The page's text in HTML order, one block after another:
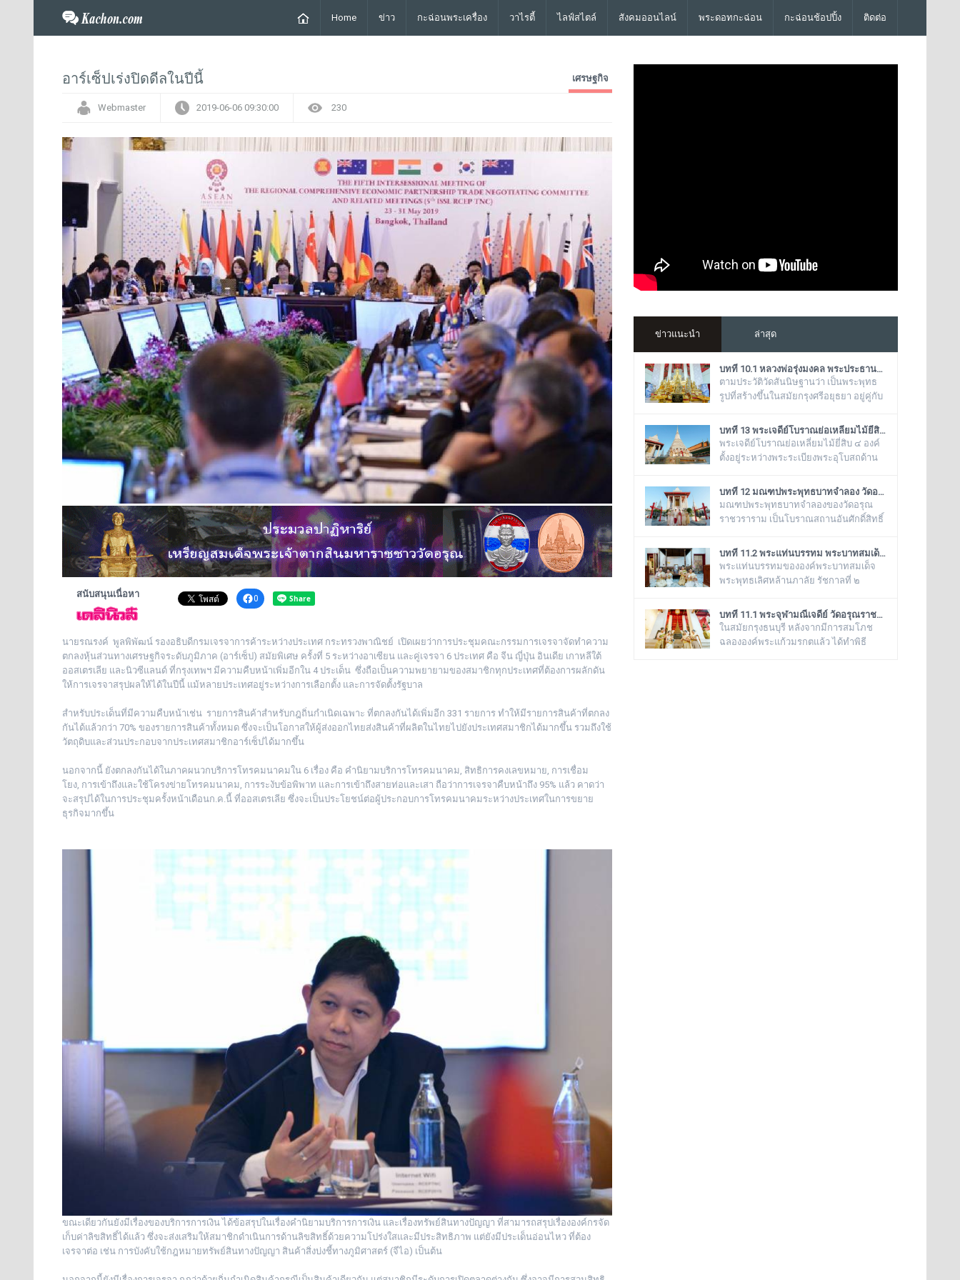
Home ข่าว กะฉ่อนพระเครื่อง วาไรตี้ ไลฟ์สไตล์ สังคมออนไลน์ พระดอทกะฉ่อน กะฉ่อนช้อปปิ้ง ติดต่อ
อาร์เซ็ปเร่งปิดดีลในปีนี้ เศรษฐกิจ
Webmaster 2019-06-06 09:30:00 230
สนับสนุนเนื่อหา 0
นายรณรงค์ พูลพิพัฒน์ รองอธิบดีกรมเจรจาการค้าระหว่างประเทศ กระทรวงพาณิชย์ เปิดเผยว่าการประชุมคณะกรรมการเจรจาจัดทำความ
ตกลงหุ้นส่วนทางเศรษฐกิจระดับภูมิภาค (อาร์เซ็ป) สมัยพิเศษ ครั้งที่ 5 ระหว่างอาเซียน และคู่เจรจา 6 ประเทศ คือ จีน ญี่ปุ่น อินเดีย เกาหลีใต้
ออสเตรเลีย และนิวซีแลนด์ ที่กรุงเทพฯ มีความคืบหน้าเพิ่มอีกใน 4 ประเด็น ซึ่งถือเป็นความพยายามของสมาชิกทุกประเทศที่ต้องการผลักดัน
ให้การเจรจาสรุปผลให้ได้ในปีนี้ แม้หลายประเทศอยู่ระหว่างการเลือกตั้ง และการจัดตั้งรัฐบาล
สำหรับประเด็นที่มีความคืบหน้าเช่น รายการสินค้าสำหรับกฎถิ่นกำเนิดเฉพาะ ที่ตกลงกันได้เพิ่มอีก 331 รายการ ทำให้มีรายการสินค้าที่ตกลง
กันได้แล้วกว่า 70% ของรายการสินค้าทั้งหมด ซึ่งจะเป็นโอกาสให้ผู้ส่งออกไทยส่งสินค้าที่ผลิตในไทยไปยังประเทศสมาชิกได้มากขึ้น รวมถึงใช้
วัตถุดิบและส่วนประกอบจากประเทศสมาชิกอาร์เซ็ปได้มากขึ้น
นอกจากนี้ ยังตกลงกันได้ในภาคผนวกบริการโทรคมนาคมใน 6 เรื่อง คือ คำนิยามบริการโทรคมนาคม, สิทธิการคงเลขหมาย, การเชื่อม
โยง, การเข้าถึงและใช้โครงข่ายโทรคมนาคม, การระงับข้อพิพาท และการเข้าถึงสายท่อและเสา ถือว่าการเจรจาคืบหน้าถึง 95% แล้ว คาดว่า
จะสรุปได้ในการประชุมครั้งหน้าเดือนก.ค.นี้ ที่ออสเตรเลีย ซึ่งจะเป็นประโยชน์ต่อผู้ประกอบการโทรคมนาคมระหว่างประเทศในการขยาย
ธุรกิจมากขึ้น
ขณะเดียวกันยังมีเรื่องของบริการการเงิน ได้ข้อสรุปในเรื่องคำนิยามบริการการเงิน และเรื่องทรัพย์สินทางปัญญา ที่สามารถสรุปเรื่ององค์กรจัด
เก็บค่าลิขสิทธิ์ได้แล้ว ซึ่งจะส่งเสริมให้สมาชิกดำเนินการด้านลิขสิทธิ์ด้วยความโปร่งใสและมีประสิทธิภาพ แต่ยังมีประเด็นอ่อนไหว ที่ต้อง
เจรจาต่อ เช่น การบังคับใช้กฎหมายทรัพย์สินทางปัญญา สินค้าสิ่งบ่งชี้ทางภูมิศาสตร์ (จีไอ) เป็นต้น
ข่าวแนะนำ ล่าสุด
บทที่ 10.1 หลวงพ่อรุ่งมงคล พระประธานในพระอุโบสถน้อย วัดอรุณราชวราราม (แอพเดียวเที่ยวทั่ววัดอรุณ)
ตามประวัติวัดสันนิษฐานว่า เป็นพระพุทธ
รูปที่สร้างขึ้นในสมัยกรุงศรีอยุธยา อยู่คู่กับ
พระบาทสมเด็จพระเจ้าตากสินมหาราช จะ
ทรงเสด็จมาตั้งกรุงธนบุรีเป็นราชธานี
พร้อมทั้งตั้งวัดอรุณให้เป็นวัดหลวงในวังมี
ราชวรารามอีกองค์หนึ่ง
บทที่ 13 พระเจดีย์โบราณย่อเหลี่ยมไม้ยี่สิบ วัดอรุณราชวราราม (แอพเดียวเที่ยวทั่ววัดอรุณ)
พระเจดีย์โบราณย่อเหลี่ยมไม้ยี่สิบ ๔ องค์
ตั้งอยู่ระหว่างพระระเบียงพระอุโบสถด้าน
เรียงรายเป็นแถวตรงจากทิศตะวันออกสู่ทิศ
ตะวันตก มีห่างกันพอควร และเป็นพระ
เจดีย์ที่มีลักษณะแบบเดียวกัน มีขนาดเท่า
กระเบื้องถ้วยและกระจกสีต่างๆ เป็น
ลวดลายดอกไม้และลายอื่นๆ มีความวิจิตร
งดงามเป็นอย่างมาก
บทที่ 12 มณฑปพระพุทธบาทจำลอง วัดอรุณราชวราราม (แอพเดียวเที่ยวทั่ววัดอรุณ)
มณฑปพระพุทธบาทจำลองของวัดอรุณ
ราชวราราม เป็นโบราณสถานอันศักดิ์สิทธิ์
อรุณราชวรารามและชาวบ้านในละแวกนี้
ตั้งอยู่ระหว่างพระเจดีย์ย่อเหลี่ยมไม้ยี่สิบ ๔
องค์ กับพระวิหารใหญ่วัดอรุณราชวราราม
ฐานทักษิณ ๒ ชั้น สร้างขึ้นในรัชสมัย
พระบาทสมเด็จพระนั่งเกล้าเจ้าอยู่หัว
รัชกาลที่ ๓
บทที่ 11.2 พระแท่นบรรทม พระบาทสมเด็จพระพุทธเลิศหล้านภาลัย รัชกาลที่ ๒ วัดอรุณราชวราราม (แอพเดียวเที่ยวทั่ววัดอรุณ)
พระแท่นบรรทมขององค์พระบาทสมเด็จ
พระพุทธเลิศหล้านภาลัย รัชกาลที่ ๒
ราชวราราม เป็นพระแท่นบรรทมเก่าแก่
โบราณที่มีลวดลายแกะสลักงดงาม เป็น
ของดั้งเดิมที่มีอยู่คู่กับวัดอรุณราชวราราม
บทที่ 11.1 พระจุฬามณีเจดีย์ วัดอรุณราชวราราม (แอพเดียวเที่ยวทั่ววัดอรุณ)
ในสมัยกรุงธนบุรี หลังจากมีการสมโภช
ฉลององค์พระแก้วมรกตแล้ว ได้ทำพิธี